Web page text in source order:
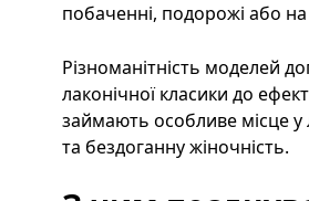
побаченні, подорожі або на
Різноманітність моделей
лаконічної класики до
займають особливе місце у
та бездоганну жіночність.